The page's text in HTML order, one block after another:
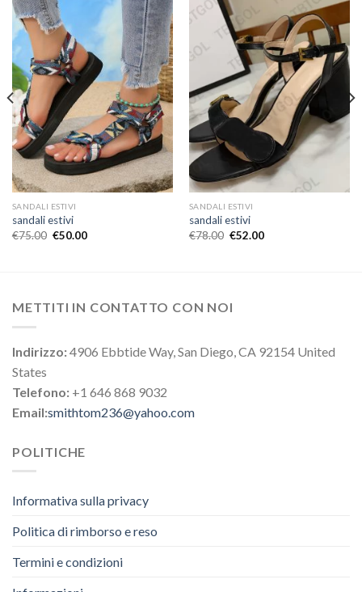
SANDALI ESTIVI
sandali estivi
€75.00 €50.00
SANDALI ESTIVI
sandali estivi
€78.00 €52.00
METTITI IN CONTATTO CON NOI
Indirizzo:4906 Ebbtide Way, San Diego, CA 92154 United
States
Telefono: +1 646 868 9032
Email:smithtom236@yahoo.com
POLITICHE
Informativa sulla privacy
Politica di rimborso e reso
Termini e condizioni